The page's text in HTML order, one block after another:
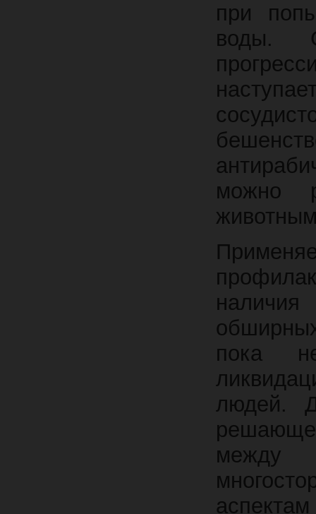
при
воды.
можно
пока
людей.
между